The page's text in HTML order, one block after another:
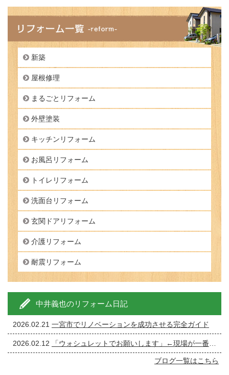
新築
屋根修理
まるごとリフォーム
外壁塗装
キッチンリフォーム
お風呂リフォーム
トイレリフォーム
洗面台リフォーム
玄関ドアリフォーム
介護リフォーム
耐震リフォーム
中井義也のリフォーム日記
2026.02.21 一宮市でリノベーションを成功させる完全ガイド
2026.02.12 「ウォシュレットでお願いします」←現場が一番ざわつく一言です。
ブログ一覧はこちら